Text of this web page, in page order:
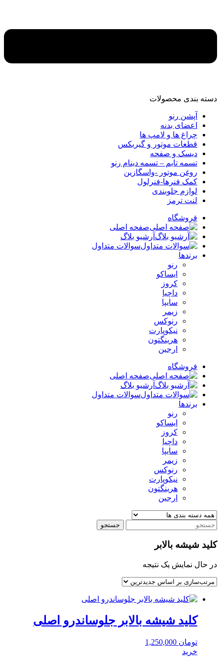
دسته‌ بندی محصولات
آپشن رنو
اعضای بدنه
چراغ ها و لامپ ها
قطعات موتور و گیربکس
دیسک و صفحه
تسمه تایم – تسمه دینام رنو
روغن موتور -واسگازین
کمک فنرها-فنرلول
لوازم جلوبندی
لنت ترمز
فروشگاه
صفحه اصلی
آرشیو بلاگ
سوالات متداول
برندها
رنو
ایساکو
کروز
داچیا
سایپا
زیمر
رنوکس
نیکوپارت
هرینگتون
ارجین
فروشگاه
صفحه اصلی
آرشیو بلاگ
سوالات متداول
برندها
رنو
ایساکو
کروز
داچیا
سایپا
زیمر
رنوکس
نیکوپارت
هرینگتون
ارجین
جستجو
کلید شیشه بالابر
در حال نمایش یک نتیجه
کلید شیشه بالابر جلوساندرو اصلی
تومان
خرید